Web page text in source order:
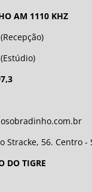
AM 1110 KHZ
Stracke, 56. Centro -
DO TIGRE